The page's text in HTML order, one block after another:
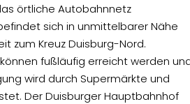
örtliche Autobahnnetz
sich in unmittelbarer Nähe
zum Kreuz Duisburg-Nord.
fußläufig erreicht werden
wird durch Supermärkte und
Der Duisburger Hauptbahnhof